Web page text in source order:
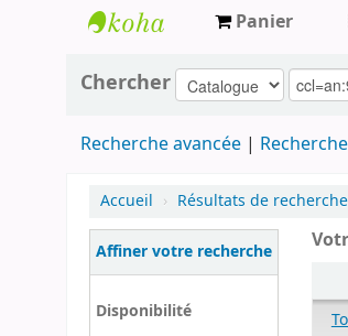
Archives
contestataires
Panier
Chercher
Recherche avancée
Accueil › Résultats de
Affiner votre recherche
Disponibilité